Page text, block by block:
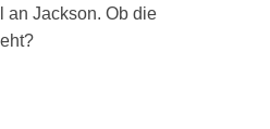
an Jackson. Ob die